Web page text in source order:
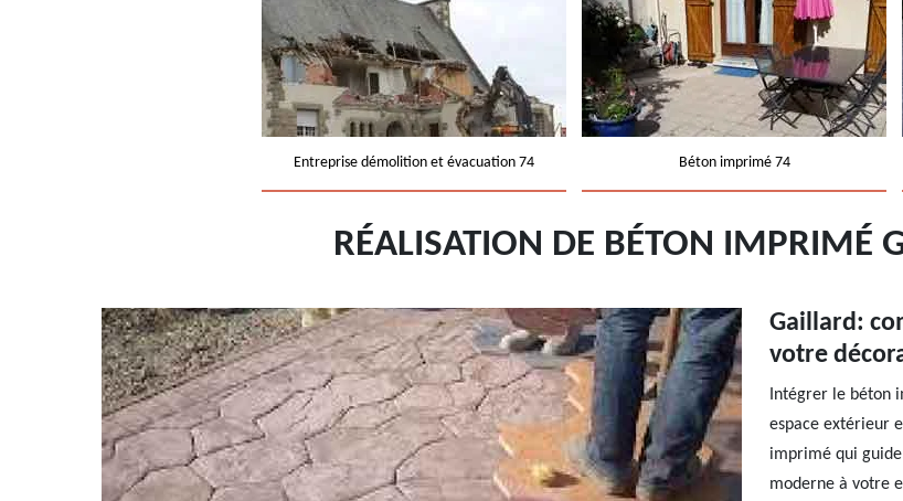
Entreprise démolition et évacuation 74 Béton imprimé 74
RÉALISATION DE BÉTON IMPRIMÉ
Gaillard:
votre
Intégrer le béton
espace extérieur
imprimé qui
moderne à votre